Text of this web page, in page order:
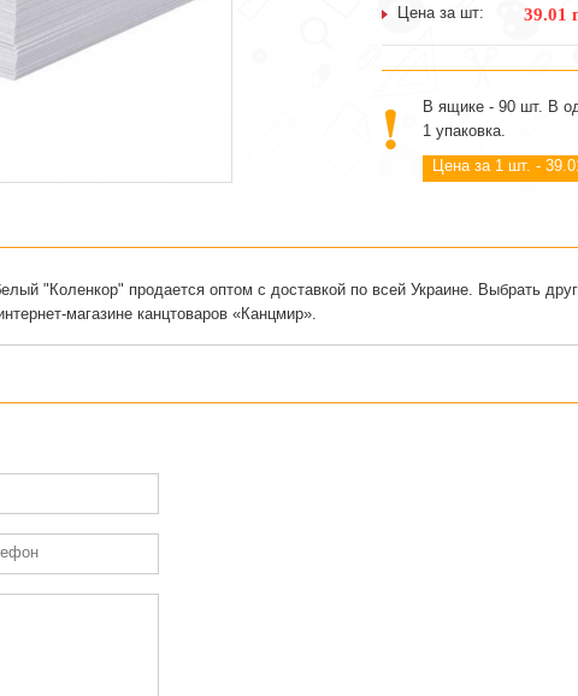
Цена за шт: 39.01
В ящике - 90 шт. В
1 упаковка.
Цена за 1 шт. -
"Коленкор" продается оптом с доставкой по всей Украине. Выбрать
магазине канцтоваров «Канцмир».